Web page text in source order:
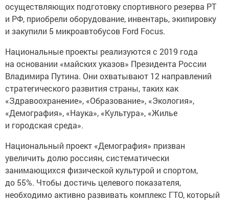
осуществляющих подготовку спортивного резерва РТ
и РФ, приобрели оборудование, инвентарь, экипировку
и закупили 5 микроавтобусов Ford Focus.
Национальные проекты реализуются с 2019 года
на основании «майских указов» Президента России
Владимира Путина. Они охватывают 12 направлений
стратегического развития страны, таких как
«Здравоохранение», «Образование», «Экология»,
«Демография», «Наука», «Культура», «Жилье
и городская среда».
Национальный проект «Демография» призван
увеличить долю россиян, систематически
занимающихся физической культурой и спортом,
до 55%. Чтобы достичь целевого показателя,
необходимо активно развивать комплекс ГТО, который